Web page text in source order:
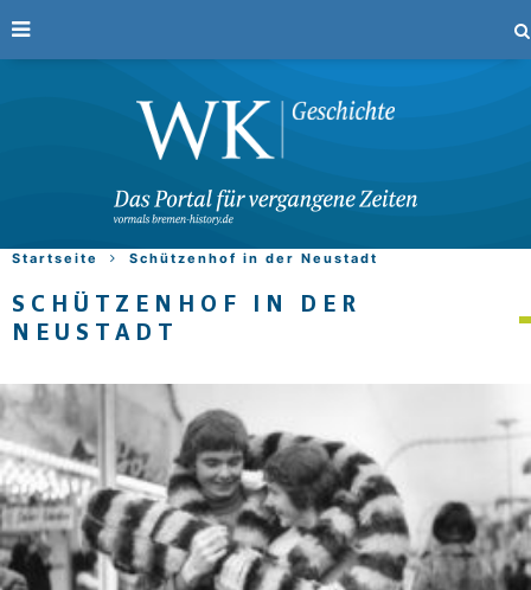
Startseite Schützenhof in der Neustadt
SCHÜTZENHOF IN DER
NEUSTADT